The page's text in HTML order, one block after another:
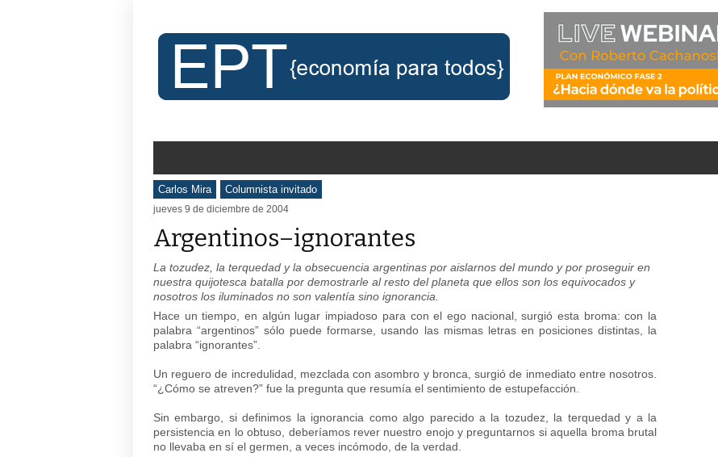
Carlos Mira Columnista invitado
jueves 9 de diciembre de 2004
Argentinos–ignorantes
La tozudez, la terquedad y la obsecuencia argentinas por aislarnos del mundo y por proseguir en
nuestra quijotesca batalla por demostrarle al resto del planeta que ellos son los equivocados y
nosotros los iluminados no son valentía sino ignorancia.
Hace un tiempo, en algún lugar impiadoso para con el ego nacional, surgió esta broma: con la
palabra “argentinos” sólo puede formarse, usando las mismas letras en posiciones distintas, la
palabra “ignorantes”.
Un reguero de incredulidad, mezclada con asombro y bronca, surgió de inmediato entre nosotros.
“¿Cómo se atreven?” fue la pregunta que resumía el sentimiento de estupefacción.
Sin embargo, si definimos la ignorancia como algo parecido a la tozudez, la terquedad y a la
persistencia en lo obtuso, deberíamos rever nuestro enojo y preguntarnos si aquella broma brutal
no llevaba en sí el germen, a veces incómodo, de la verdad.